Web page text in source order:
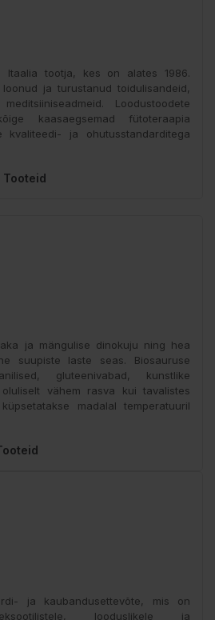
Itaalia tootja, kes on alates 1986.
ja turustanud toidulisandeid,
Loodustoodete
kaasaegsemad fütoteraapia
kvaliteedi- ja ohutusstandarditega
Tooteid
ja mängulise dinokuju ning hea
suupiste laste seas. Biosauruse
gluteenivabad, kunstlike
vähem rasva kui tavalistes
madalal temperatuuril
ja kaubandusettevõte, mis on
looduslikele ja